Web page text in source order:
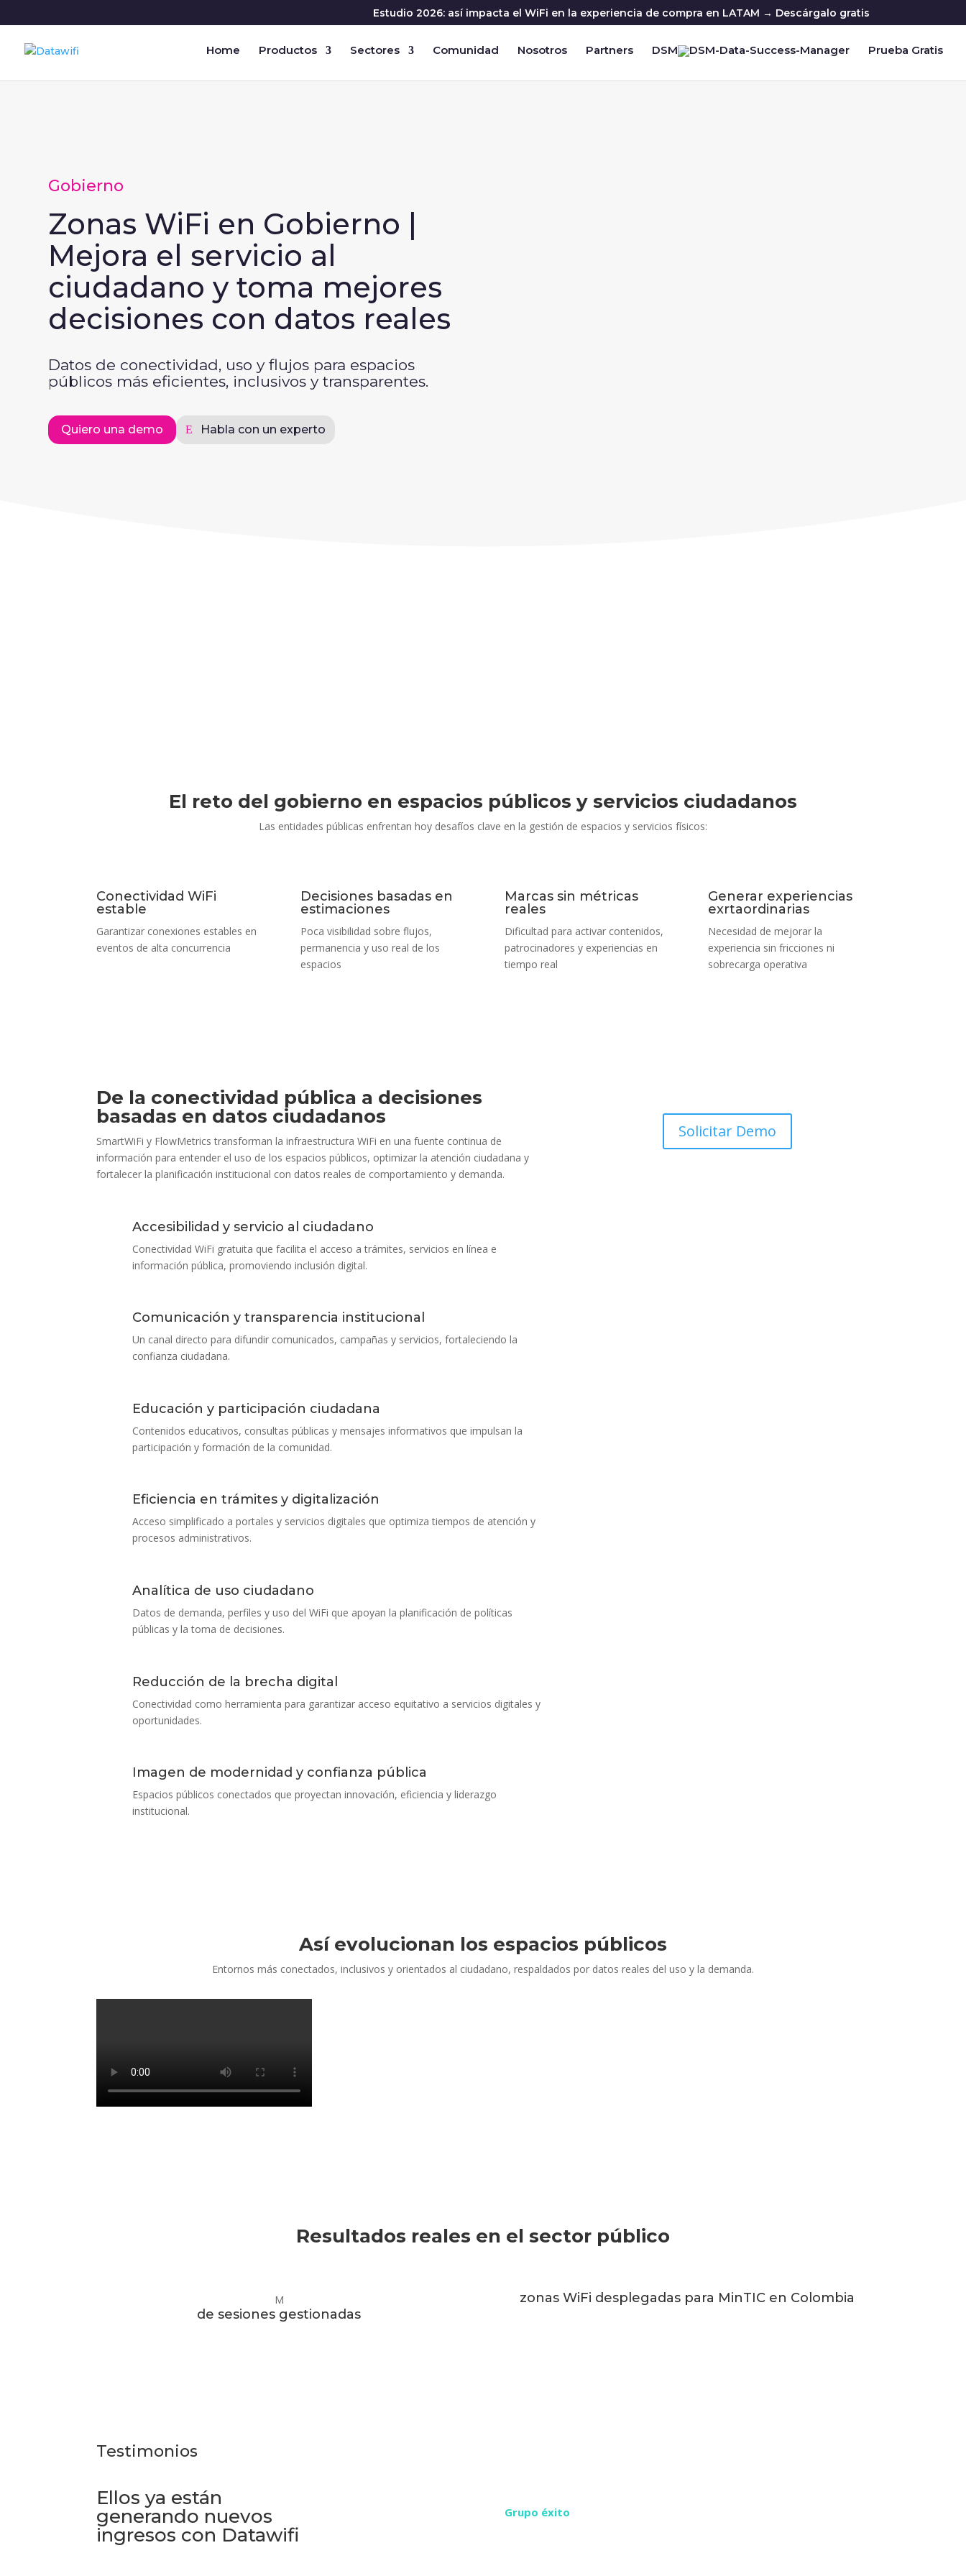
Estudio 2026: así impacta el WiFi en la experiencia de compra en LATAM → Descárgalo gratis
Home Productos Sectores Comunidad Nosotros Partners DSM Prueba Gratis
Gobierno
Zonas WiFi en Gobierno |
Mejora el servicio al
ciudadano y toma mejores
decisiones con datos reales
Datos de conectividad, uso y flujos para espacios
públicos más eficientes, inclusivos y transparentes.
Quiero una demo Habla con un experto
El reto del gobierno en espacios públicos y servicios ciudadanos
Las entidades públicas enfrentan hoy desafíos clave en la gestión de espacios y servicios físicos:
Conectividad WiFi
estable
Garantizar conexiones estables en
eventos de alta concurrencia
Decisiones basadas en
estimaciones
Poca visibilidad sobre flujos,
permanencia y uso real de los
espacios
Marcas sin métricas
reales
Dificultad para activar contenidos,
patrocinadores y experiencias en
tiempo real
Generar experiencias
exrtaordinarias
Necesidad de mejorar la
experiencia sin fricciones ni
sobrecarga operativa
De la conectividad pública a decisiones
basadas en datos ciudadanos
SmartWiFi y FlowMetrics transforman la infraestructura WiFi en una fuente continua de
información para entender el uso de los espacios públicos, optimizar la atención ciudadana y
fortalecer la planificación institucional con datos reales de comportamiento y demanda.
Accesibilidad y servicio al ciudadano
Conectividad WiFi gratuita que facilita el acceso a trámites, servicios en línea e
información pública, promoviendo inclusión digital.
Comunicación y transparencia institucional
Un canal directo para difundir comunicados, campañas y servicios, fortaleciendo la
confianza ciudadana.
Educación y participación ciudadana
Contenidos educativos, consultas públicas y mensajes informativos que impulsan la
participación y formación de la comunidad.
Eficiencia en trámites y digitalización
Acceso simplificado a portales y servicios digitales que optimiza tiempos de atención y
procesos administrativos.
Analítica de uso ciudadano
Datos de demanda, perfiles y uso del WiFi que apoyan la planificación de políticas
públicas y la toma de decisiones.
Reducción de la brecha digital
Conectividad como herramienta para garantizar acceso equitativo a servicios digitales y
oportunidades.
Imagen de modernidad y confianza pública
Espacios públicos conectados que proyectan innovación, eficiencia y liderazgo
institucional.
Solicitar Demo
Así evolucionan los espacios públicos
Entornos más conectados, inclusivos y orientados al ciudadano, respaldados por datos reales del uso y la demanda.
Resultados reales en el sector público
de sesiones gestionadas
zonas WiFi desplegadas para MinTIC en Colombia
Testimonios
Ellos ya están
generando nuevos
ingresos con Datawifi
Grupo éxito